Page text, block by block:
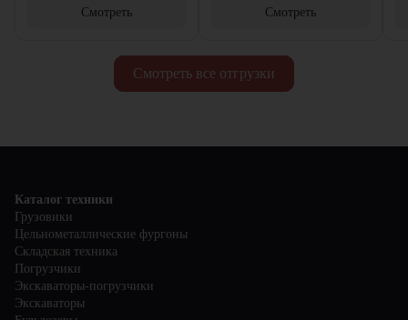
Смотреть все отгрузки
Смотреть Смотреть
Каталог техники
Грузовики
Цельнометаллические фургоны
Складская техника
Погрузчики
Экскаваторы-погрузчики
Экскаваторы